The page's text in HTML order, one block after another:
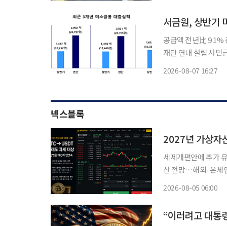
서금원, 상반기
공급액 전년比
재단 연내 설립 서민금융진흥원이 올해 상반기 미소금융을 통해 영세 자영업자와 청년, 금융
2026-08-07 16:27
넥스블록
2027년 가상자
세제개편안에 추가
산 전망…해외·온체
2026-08-05 06:00